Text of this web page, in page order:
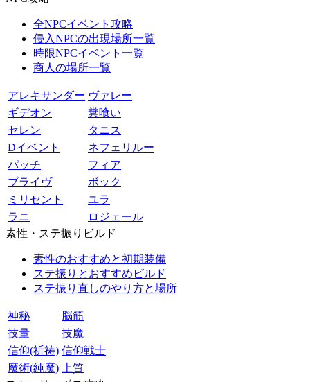
全NPCイベント攻略
侵入NPCの出現場所一覧
時限NPCイベント一覧
商人の場所一覧
アレキサンダー ヴァレー
ギデオン
糞喰い
セレン
タニス
Dイベント
ネフェリルー
パッチ
フィア
ブライヴ
ボック
ミリセント
ユラ
ラニ
ロジェール
素性・ステ振りビルド
素性のおすすめと初期装備
ステ振りとおすすめビルド
ステ振り直しのやり方と場所
神秘
脳筋
技量
技魔
信仰(祈祷) 信仰戦士
魔術(純魔)
上質